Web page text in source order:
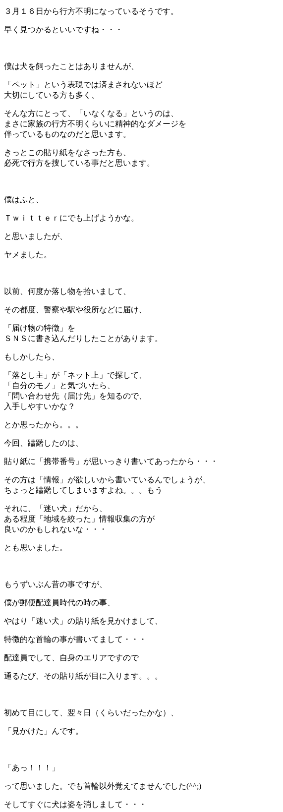
３月１６日から行方不明になっているそうです。
早く見つかるといいですね・・・
僕は犬を飼ったことはありませんが、
「ペット」という表現では済まされないほど
大切にしている方も多く、
そんな方にとって、「いなくなる」というのは、
まさに家族の行方不明くらいに精神的なダメージを
伴っているものなのだと思います。
きっとこの貼り紙をなさった方も、
必死で行方を捜している事だと思います。
僕はふと、
Ｔｗｉｔｔｅｒにでも上げようかな。
と思いましたが、
ヤメました。
以前、何度か落し物を拾いまして、
その都度、警察や駅や役所などに届け、
「届け物の特徴」を
ＳＮＳに書き込んだりしたことがあります。
もしかしたら、
「落とし主」が「ネット上」で探して、
「自分のモノ」と気づいたら、
「問い合わせ先（届け先」を知るので、
入手しやすいかな？
とか思ったから。。。
今回、躊躇したのは、
貼り紙に「携帯番号」が思いっきり書いてあったから・・・
その方は「情報」が欲しいから書いているんでしょうが、
ちょっと躊躇してしまいますよね。。。もう
それに、「迷い犬」だから、
ある程度「地域を絞った」情報収集の方が
良いのかもしれないな・・・
とも思いました。
もうずいぶん昔の事ですが、
僕が郵便配達員時代の時の事、
やはり「迷い犬」の貼り紙を見かけまして、
特徴的な首輪の事が書いてまして・・・
配達員でして、自身のエリアですので
通るたび、その貼り紙が目に入ります。。。
初めて目にして、翌々日（くらいだったかな）、
「見かけた」んです。
「あっ！！！」
って思いました。でも首輪以外覚えてませんでした(^^;)
そしてすぐに犬は姿を消しまして・・・